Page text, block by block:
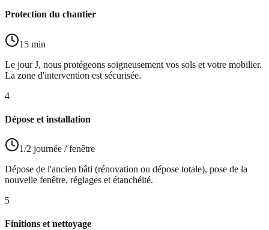
Protection du chantier
15 min
Le jour J, nous protégeons soigneusement vos sols et votre mobilier.
La zone d'intervention est sécurisée.
4
Dépose et installation
1/2 journée / fenêtre
Dépose de l'ancien bâti (rénovation ou dépose totale), pose de la
nouvelle fenêtre, réglages et étanchéité.
5
Finitions et nettoyage